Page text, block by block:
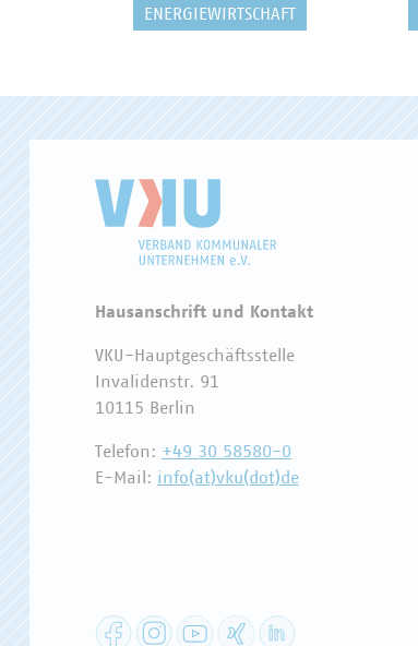
ENERGIEWIRTSCHAFT
Hausanschrift und Kontakt
VKU-Hauptgeschäftsstelle
Invalidenstr. 91
10115 Berlin
Telefon: +49 30 58580-0
E-Mail: info(at)vku(dot)de
FacebookInstagramYouTube XING